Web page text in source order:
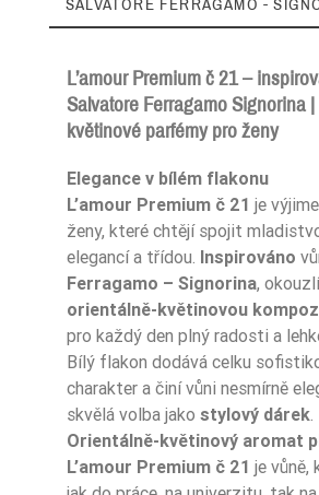
L’amour Premium č 21 –
Salvatore Ferragamo Signorina
květinové parfémy pro ženy
Elegance v bílém flakonu
L’amour Premium č 21 je
ženy, které chtějí spojit
elegancí a třídou. Inspirováno
Ferragamo – Signorina,
orientálně-květinovou
pro každý den plný radosti a
Bílý flakon dodává celku
charakter a činí vůni nesmírně
skvělá volba jako stylový dárek.
Orientálně-květinový aromat
L’amour Premium č 21 je vůně,
Zaperfumowanie 22%
Ean13